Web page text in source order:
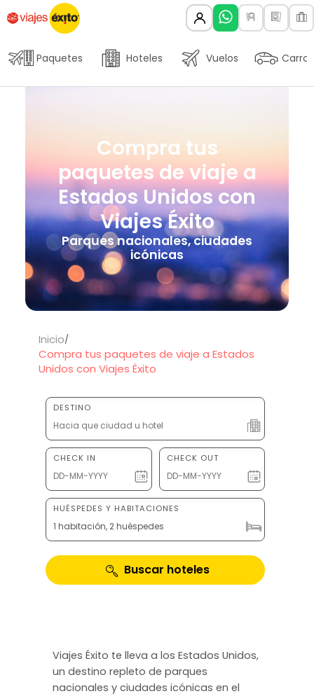
Paquetes Hoteles Vuelos Carros
Compra tus
paquetes de viaje a
Estados Unidos con
Viajes Éxito
Parques nacionales, ciudades
icónicas
Inicio
Compra tus paquetes de viaje a Estados
Unidos con Viajes Éxito
DESTINO
CHECK IN CHECK OUT
HUÉSPEDES Y HABITACIONES
1 habitación, 2 huéspedes
Buscar hoteles
Viajes Éxito te lleva a los Estados Unidos,
un destino repleto de parques
nacionales y ciudades icónicas en el